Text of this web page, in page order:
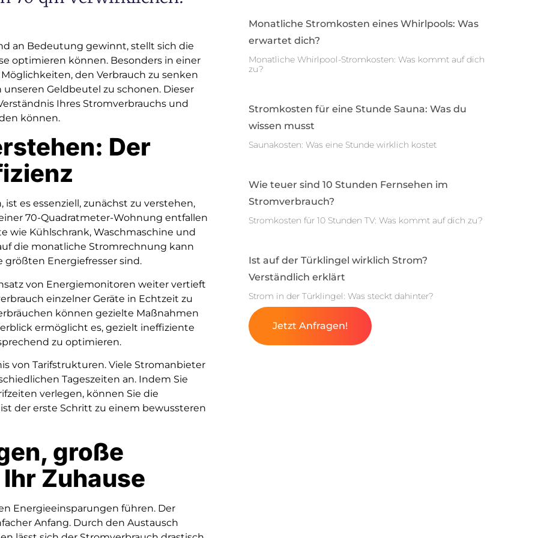
an Bedeutung gewinnt, stellt sich die
optimieren können. Besonders in einer
den Verbrauch zu senken
Geldbeutel zu schonen. Dieser
Ihres Stromverbrauchs und
können.
Der
es essenziell, zunächst zu verstehen,
70-Quadratmeter-Wohnung entfallen
wie Kühlschrank, Waschmaschine und
die monatliche Stromrechnung kann
größten Energiefresser sind.
von Energiemonitoren weiter vertieft
einzelner Geräte in Echtzeit zu
können gezielte Maßnahmen
ermöglicht es, gezielt ineffiziente
zu optimieren.
von Tarifstrukturen. Viele Stromanbieter
Tageszeiten an. Indem Sie
verlegen, können Sie die
der erste Schritt zu einem bewussteren
große
Zuhause
Energieeinsparungen führen. Der
Anfang. Durch den Austausch
Monatliche Stromkosten eines Whirlpools: Was
erwartet dich?
Monatliche Whirlpool-Stromkosten: Was kommt auf dich
zu?
Stromkosten für eine Stunde Sauna: Was du
wissen musst
Saunakosten: Was eine Stunde wirklich kostet
Wie teuer sind 10 Stunden Fernsehen im
Stromverbrauch?
Stromkosten für 10 Stunden TV: Was kommt auf dich zu?
Ist auf der Türklingel wirklich Strom?
Verständlich erklärt
Strom in der Türklingel: Was steckt dahinter?
Jetzt Anfragen!